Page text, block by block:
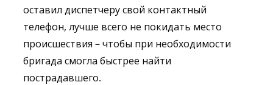
оставил диспетчеру свой контактный
телефон, лучше всего не покидать место
происшествия – чтобы при необходимости
бригада смогла быстрее найти
пострадавшего.